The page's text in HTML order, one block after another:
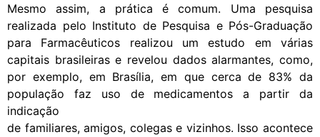
Mesmo assim, a prática é comum. Uma pesquisa
realizada pelo Instituto de Pesquisa e Pós-Graduação
para Farmacêuticos realizou um estudo em várias
capitais brasileiras e revelou dados alarmantes, como,
por exemplo, em Brasília, em que cerca de 83% da
população faz uso de medicamentos a partir da
indicação
de familiares, amigos, colegas e vizinhos. Isso acontece